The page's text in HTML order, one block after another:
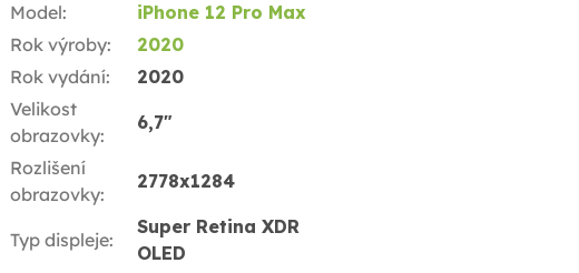
Model:
iPhone 12 Pro Max
Rok výroby:
2020
Rok vydání:
2020
Velikost
obrazovky:
6,7"
Rozlišení
obrazovky:
2778x1284
Typ displeje:
Super Retina XDR
OLED